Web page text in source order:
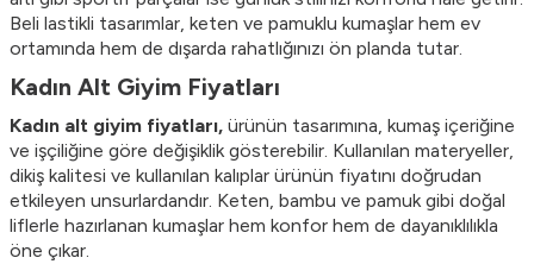
Beli lastikli tasarımlar, keten ve pamuklu kumaşlar hem ev
ortamında hem de dışarda rahatlığınızı ön planda tutar.
Kadın Alt Giyim Fiyatları
Kadın alt giyim fiyatları, ürünün tasarımına, kumaş içeriğine
ve işçiliğine göre değişiklik gösterebilir. Kullanılan materyeller,
dikiş kalitesi ve kullanılan kalıplar ürünün fiyatını doğrudan
etkileyen unsurlardandır. Keten, bambu ve pamuk gibi doğal
liflerle hazırlanan kumaşlar hem konfor hem de dayanıklılıkla
öne çıkar.